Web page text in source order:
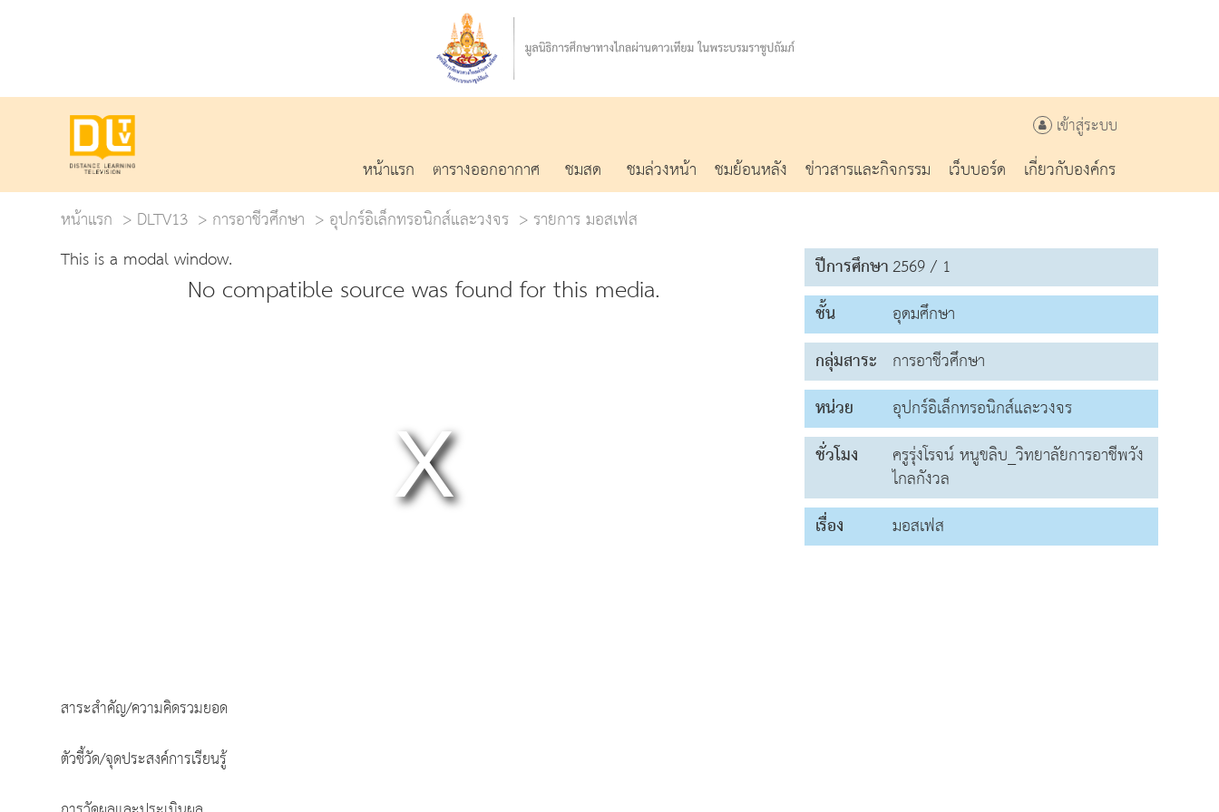
เข้าสู่ระบบ
หน้าแรก ตารางออกอากาศ ชมสด ชมล่วงหน้า ชมย้อนหลัง ข่าวสารและกิจกรรม เว็บบอร์ด
เกี่ยวกับองค์กร
หน้าแรก
DLTV13 การอาชีวศึกษา อุปกร์อิเล็กทรอนิกส์และวงจร
รายการ มอสเฟส
This is a modal window.
No compatible source was found for this media.
สาระสำคัญ/ความคิดรวมยอด
ตัวชี้วัด/จุดประสงค์การเรียนรู้
ปีการศึกษา2569 / 1
ชั้น
อุดมศึกษา
กลุ่มสาระ การอาชีวศึกษา
หน่วย
อุปกร์อิเล็กทรอนิกส์และวงจร
ชั่วโมง
ครูรุ่งโรจน์ หนูขลิบ_วิทยาลัยการอาชีพวัง
ไกลกังวล
เรื่อง
มอสเฟส